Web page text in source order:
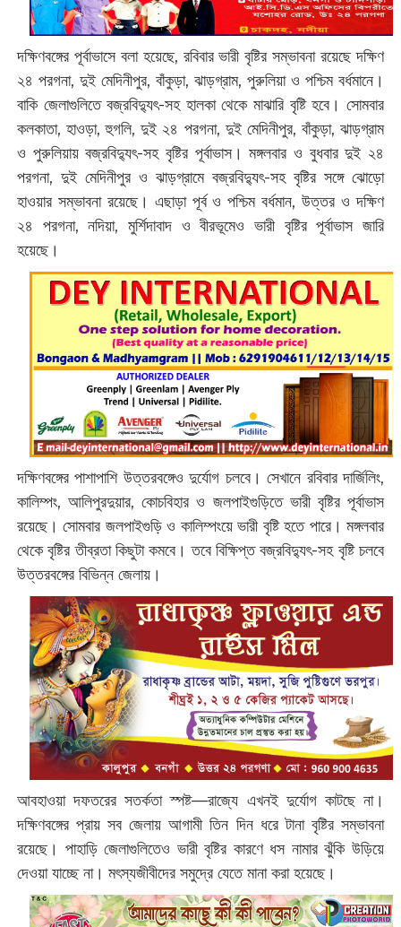
দক্ষিণবঙ্গের পূর্বাভাসে বলা হয়েছে, রবিবার ভারী বৃষ্টির সম্ভাবনা রয়েছে দক্ষিণ
২৪ পরগনা, দুই মেদিনীপুর, বাঁকুড়া, ঝাড়গ্রাম, পুরুলিয়া ও পশ্চিম বর্ধমানে।
বাকি জেলাগুলিতে বজ্রবিদ্যুৎ-সহ হালকা থেকে মাঝারি বৃষ্টি হবে। সোমবার
কলকাতা, হাওড়া, হুগলি, দুই ২৪ পরগনা, দুই মেদিনীপুর, বাঁকুড়া, ঝাড়গ্রাম
ও পুরুলিয়ায় বজ্রবিদ্যুৎ-সহ বৃষ্টির পূর্বাভাস। মঙ্গলবার ও বুধবার দুই ২৪
পরগনা, দুই মেদিনীপুর ও ঝাড়গ্রামে বজ্রবিদ্যুৎ-সহ বৃষ্টির সঙ্গে ঝোড়ো
হাওয়ার সম্ভাবনা রয়েছে। এছাড়া পূর্ব ও পশ্চিম বর্ধমান, উত্তর ও দক্ষিণ
২৪ পরগনা, নদিয়া, মুর্শিদাবাদ ও বীরভূমেও ভারী বৃষ্টির পূর্বাভাস জারি
হয়েছে।
দক্ষিণবঙ্গের পাশাপাশি উত্তরবঙ্গেও দুর্যোগ চলবে। সেখানে রবিবার দার্জিলিং,
কালিম্পং, আলিপুরদুয়ার, কোচবিহার ও জলপাইগুড়িতে ভারী বৃষ্টির পূর্বাভাস
রয়েছে। সোমবার জলপাইগুড়ি ও কালিম্পংয়ে ভারী বৃষ্টি হতে পারে। মঙ্গলবার
থেকে বৃষ্টির তীব্রতা কিছুটা কমবে। তবে বিক্ষিপ্ত বজ্রবিদ্যুৎ-সহ বৃষ্টি চলবে
উত্তরবঙ্গের বিভিন্ন জেলায়।
আবহাওয়া দফতরের সতর্কতা স্পষ্ট—রাজ্যে এখনই দুর্যোগ কাটছে না।
দক্ষিণবঙ্গের প্রায় সব জেলায় আগামী তিন দিন ধরে টানা বৃষ্টির সম্ভাবনা
রয়েছে। পাহাড়ি জেলাগুলিতেও ভারী বৃষ্টির কারণে ধস নামার ঝুঁকি উড়িয়ে
দেওয়া যাচ্ছে না। মৎস্যজীবীদের সমুদ্রে যেতে মানা করা হয়েছে।‌